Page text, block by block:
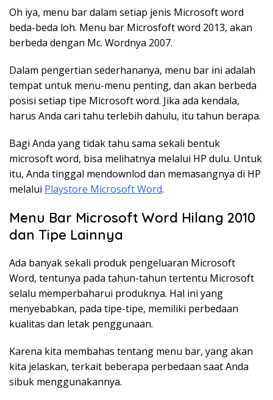
Oh iya, menu bar dalam setiap jenis Microsoft word
beda-beda loh. Menu bar Microsfoft word 2013, akan
berbeda dengan Mc. Wordnya 2007.
Dalam pengertian sederhananya, menu bar ini adalah
tempat untuk menu-menu penting, dan akan berbeda
posisi setiap tipe Microsoft word. Jika ada kendala,
harus Anda cari tahu terlebih dahulu, itu tahun berapa.
Bagi Anda yang tidak tahu sama sekali bentuk
microsoft word, bisa melihatnya melalui HP dulu. Untuk
itu, Anda tinggal mendownlod dan memasangnya di HP
melalui Playstore Microsoft Word.
Menu Bar Microsoft Word Hilang 2010
dan Tipe Lainnya
Ada banyak sekali produk pengeluaran Microsoft
Word, tentunya pada tahun-tahun tertentu Microsoft
selalu memperbaharui produknya. Hal ini yang
menyebabkan, pada tipe-tipe, memiliki perbedaan
kualitas dan letak penggunaan.
Karena kita membahas tentang menu bar, yang akan
kita jelaskan, terkait beberapa perbedaan saat Anda
sibuk menggunakannya.